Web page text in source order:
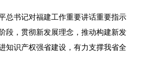
书记对福建工作重要讲话重要指示
段，贯彻新发展理念，推动构建新发
知识产权强省建设，有力支撑我省全